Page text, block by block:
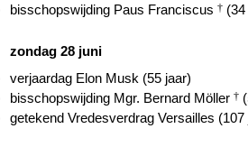
bisschopswijding Paus Franciscus †
zondag 28 juni
verjaardag Elon Musk (55 jaar)
bisschopswijding Mgr. Bernard Möller †
getekend Vredesverdrag Versailles (107